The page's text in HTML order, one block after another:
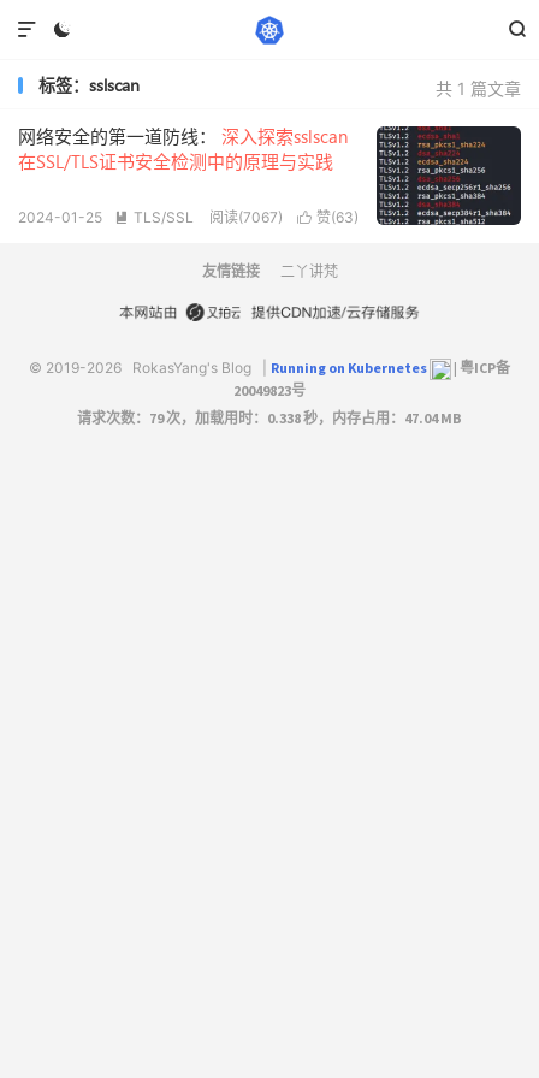



共 1 篇文章
标签：sslscan
网络安全的第一道防线： 深入探索sslscan
在SSL/TLS证书安全检测中的原理与实践
 赞(63)
2024-01-25  TLS/SSL 阅读(7067)
友情链接 二丫讲梵
© 2019-2026 RokasYang's Blog Running on Kubernetes | 粤ICP备
20049823号
请求次数：79 次，加载用时：0.338 秒，内存占用：47.04 MB